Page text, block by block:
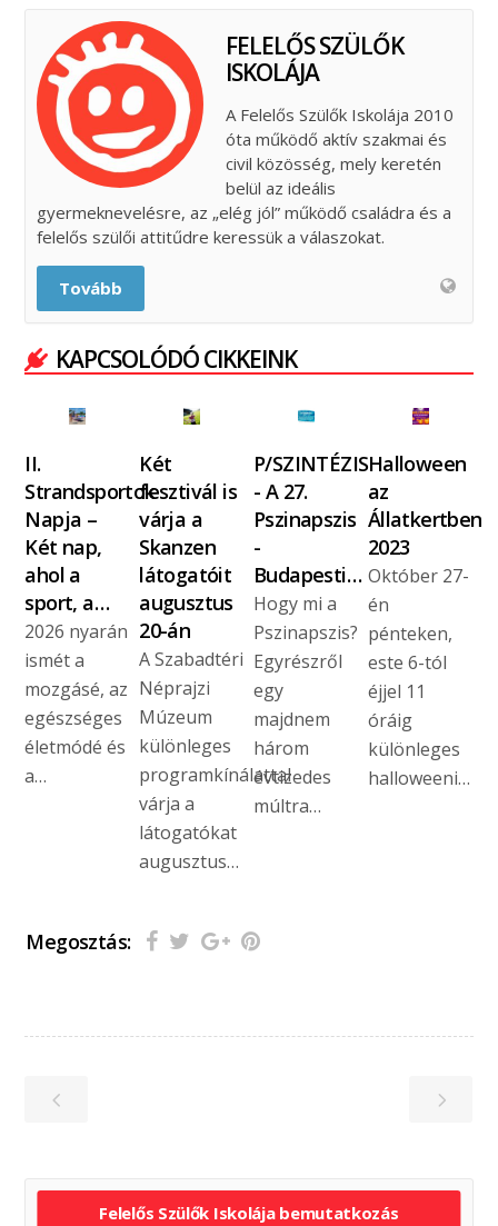
FELELŐS SZÜLŐK
ISKOLÁJA
A Felelős Szülők Iskolája 2010
óta működő aktív szakmai és
civil közösség, mely keretén
belül az ideális
gyermeknevelésre, az „elég jól” működő családra és a
felelős szülői attitűdre keressük a válaszokat.
Tovább
KAPCSOLÓDÓ CIKKEINK
II.
Strandsportok
Napja –
Két nap,
ahol a
sport, a…
2026 nyarán
ismét a
mozgásé, az
egészséges
életmódé és
a…
Két
fesztivál is
várja a
Skanzen
látogatóit
augusztus
20-án
A Szabadtéri
Néprajzi
Múzeum
különleges
programkínálattal
várja a
látogatókat
augusztus…
P/SZINTÉZIS
- A 27.
Pszinapszis
-
Budapesti…
Hogy mi a
Pszinapszis?
Egyrészről
egy
majdnem
három
évtizedes
múltra…
Halloween
az
Állatkertben
2023
Október 27-
én
pénteken,
este 6-tól
éjjel 11
óráig
különleges
halloweeni…
Megosztás:
Felelős Szülők Iskolája bemutatkozás